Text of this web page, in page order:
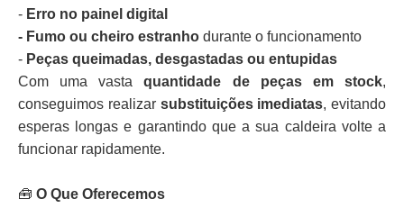
- Erro no painel digital
- Fumo ou cheiro estranho durante o funcionamento
- Peças queimadas, desgastadas ou entupidas
Com uma vastaquantidade de peças em stock,
conseguimos realizar substituições imediatas, evitando
esperas longas e garantindo que a sua caldeira volte a
funcionar rapidamente.
🧰 O Que Oferecemos